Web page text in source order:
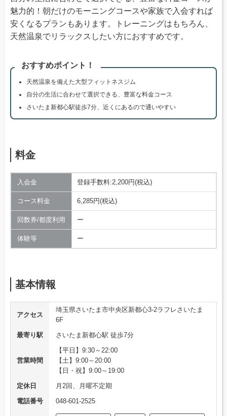
魅力的！朝だけのモーニングコースや家族で入会すれば
安くなるプランもあります。トレーニングはもちろん、
天然温泉でリラックスしたい方におすすめです。
おすすめポイント！
天然温泉を備えた大型フィットネスジム
自分の生活に合わせて選択できる、豊富な料金コース
さいたま新都心駅徒歩7分、近くにあるので通いやすい
料金
入会金 登録手数料:2,200円(税込)
コース料金 6,285円(税込)
回数券/都度利用 ー
体験等 ー
基本情報
アクセス
埼玉県さいたま市中央区新都心3-2ラフレさいたま
6F
最寄り駅
さいたま新都心駅 徒歩7分
営業時間
【平日】9:30～22:00
【土】9:00～20:00
【日・祝】9:00～19:00
定休日
月2回、月曜不定期
電話番号
048-601-2525